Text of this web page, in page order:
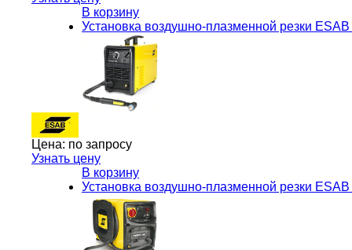
В корзину
Установка воздушно-плазменной резки
Цена: по запросу
Узнать цену
В корзину
Установка воздушно-плазменной резки